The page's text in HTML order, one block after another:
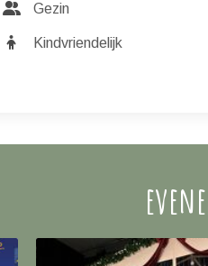
Gezin
Kindvriendelijk